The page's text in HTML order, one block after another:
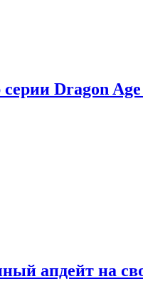
Dragon
апдейт на